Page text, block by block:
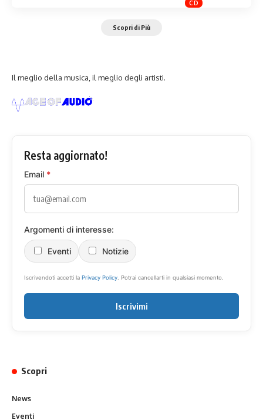
CD
Scopri di Più
Il meglio della musica, il meglio degli artisti.
Resta aggiornato!
Email *
Argomenti di interesse:
Eventi Notizie
Iscrivendoti accetti la Privacy Policy . Potrai cancellarti in qualsiasi momento.
Iscrivimi
Scopri
News
Eventi